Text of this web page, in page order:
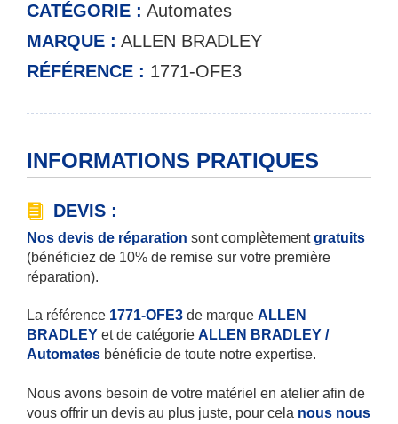
CATÉGORIE : Automates
MARQUE : ALLEN BRADLEY
RÉFÉRENCE : 1771-OFE3
INFORMATIONS PRATIQUES
DEVIS :
Nos devis de réparation sont complètementgratuits
(bénéficiez de 10% de remise sur votre première
réparation).
La référence 1771-OFE3 de marque ALLEN
BRADLEY et de catégorie ALLEN BRADLEY /
Automates bénéficie de toute notre expertise.
Nous avons besoin de votre matériel en atelier afin de
vous offrir un devis au plus juste, pour cela nous nous